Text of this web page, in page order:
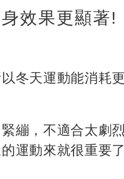
效果更顯著!
冬天運動能消耗
繃，不適合太劇
運動來就很重要